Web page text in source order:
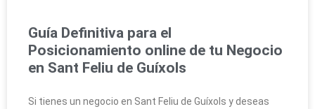
Guía Definitiva para el
Posicionamiento online de tu Negocio
en Sant Feliu de Guíxols
Si tienes un negocio en Sant Feliu de Guíxols y deseas